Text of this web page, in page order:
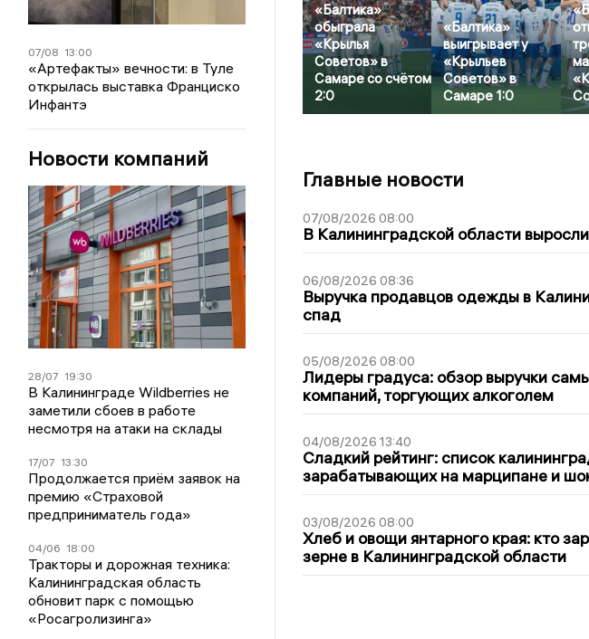
07/08 13:00
«Артефакты» вечности: в Туле
открылась выставка Франциско
Инфантэ
Новости компаний
28/07 19:30
В Калининграде Wildberries не
заметили сбоев в работе
несмотря на атаки на склады
17/07 13:30
Продолжается приём заявок на
премию «Страховой
предприниматель года»
04/06 18:00
Тракторы и дорожная техника:
Калининградская область
обновит парк с помощью
«Росагролизинга»
«Балтика»
обыграла
«Крылья
Советов» в
Самаре со счётом
2:0
«Балтика»
выигрывает у
«Крыльев
Советов» в
Самаре 1:0
Главные новости
07/08/2026 08:00
В Калининградской области
06/08/2026 08:36
Выручка продавцов одежды в
спад
05/08/2026 08:00
Лидеры градуса: обзор выручки
компаний, торгующих алкоголем
04/08/2026 13:40
Сладкий рейтинг: список
зарабатывающих на марципане и
03/08/2026 08:00
Хлеб и овощи янтарного края: кто
зерне в Калининградской области